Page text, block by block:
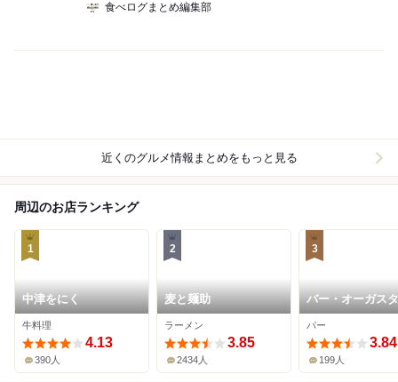
食べログまとめ編集部
近くのグルメ情報まとめをもっと見る
周辺のお店ランキング
1
中津をにく
牛料理
4.13
390人
2
麦と麺助
ラーメン
3.85
2434人
3
バー・オーガス
ーロギー
バー
3.84
199人